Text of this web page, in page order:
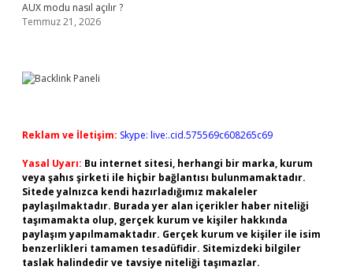
AUX modu nasıl açılır ?
Temmuz 21, 2026
Reklam ve İletişim: Skype: live:.cid.575569c608265c69
Yasal Uyarı: Bu internet sitesi, herhangi bir marka, kurum
veya şahıs şirketi ile hiçbir bağlantısı bulunmamaktadır.
Sitede yalnızca kendi hazırladığımız makaleler
paylaşılmaktadır. Burada yer alan içerikler haber niteliği
taşımamakta olup, gerçek kurum ve kişiler hakkında
paylaşım yapılmamaktadır. Gerçek kurum ve kişiler ile isim
benzerlikleri tamamen tesadüfidir. Sitemizdeki bilgiler
taslak halindedir ve tavsiye niteliği taşımazlar.